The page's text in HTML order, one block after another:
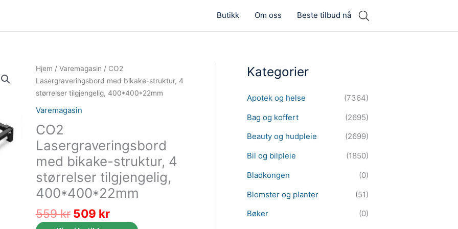
Butikk Om oss Beste tilbud nå
Hjem / Varemagasin / CO2
Lasergraveringsbord med bikake-struktur, 4
størrelser tilgjengelig, 400*400*22mm
Varemagasin
CO2
Lasergraveringsbord
med bikake-struktur, 4
størrelser tilgjengelig,
400*400*22mm
559kr Opprinnelig
pris
509 krNåværende
pris
Kategorier
Apotek og helse
(7364)
Bag og koffert
(2695)
Beauty og hudpleie
(2699)
Bil og bilpleie
(1850)
Bladkongen
(0)
Blomster og planter
(51)
Bøker
(0)